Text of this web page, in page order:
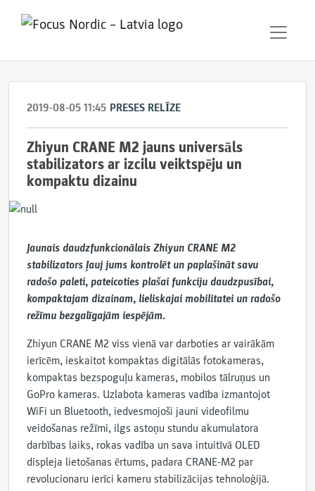
2019-08-05 11:45 PRESES RELĪZE
​Zhiyun CRANE M2 jauns universāls
stabilizators ar izcilu veiktspēju un
kompaktu dizainu
Jaunais daudzfunkcionālais Zhiyun CRANE M2
stabilizators ļauj jums kontrolēt un paplašināt savu
radošo paleti, pateicoties plašai funkciju daudzpusībai,
kompaktajam dizainam, lieliskajai mobilitatei un radošo
režīmu bezgalīgajām iespējām.
Zhiyun CRANE M2 viss vienā var darboties ar vairākām
ierīcēm, ieskaitot kompaktas digitālās fotokameras,
kompaktas bezspoguļu kameras, mobilos tālruņus un
GoPro kameras. Uzlabota kameras vadība izmantojot
WiFi un Bluetooth, iedvesmojoši jauni videofilmu
veidošanas režīmi, ilgs astoņu stundu akumulatora
darbības laiks, rokas vadība un sava intuitīvā OLED
displeja lietošanas ērtums, padara CRANE-M2 par
revolucionaru ierīci kameru stabilizācijas tehnoloģijā.